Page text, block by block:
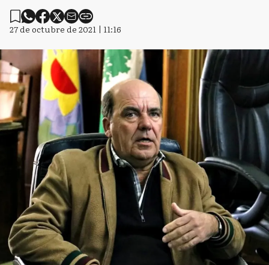
27 de octubre de 2021 | 11:16